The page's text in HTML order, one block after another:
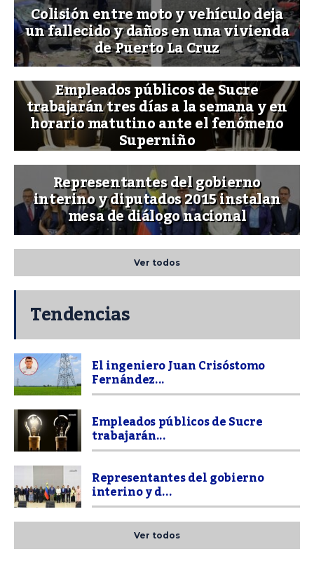
Colisión entre moto y vehículo deja
un fallecido y daños en una vivienda
de Puerto La Cruz
Empleados públicos de Sucre
trabajarán tres días a la semana y en
horario matutino ante el fenómeno
Superniño
Representantes del gobierno
interino y diputados 2015 instalan
mesa de diálogo nacional
Ver todos
Tendencias
El ingeniero Juan Crisóstomo
Fernández...
Empleados públicos de Sucre
trabajarán...
Representantes del gobierno
interino y d...
Ver todos